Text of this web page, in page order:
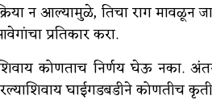
न आल्यामुळे, तिचा राग मावळून
प्रतिकार करा.
कोणताच निर्णय घेऊ नका.
घाईगडबडीने कोणतीच